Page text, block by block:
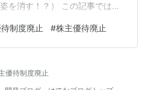
を消す！？） この記事では、
所の代表「日沖 健」さんか
に株主優待制度は日本から姿
わと思ったので、報告してお
制度廃止 #株主優待廃止
優待制度廃止